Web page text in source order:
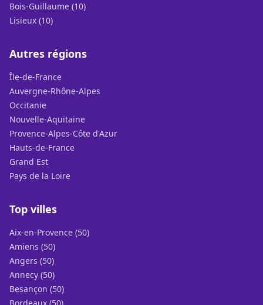
Bois-Guillaume (10)
Lisieux (10)
Autres régions
Île-de-France
Auvergne-Rhône-Alpes
Occitanie
Nouvelle-Aquitaine
Provence-Alpes-Côte d'Azur
Hauts-de-France
Grand Est
Pays de la Loire
Top villes
Aix-en-Provence (50)
Amiens (50)
Angers (50)
Annecy (50)
Besançon (50)